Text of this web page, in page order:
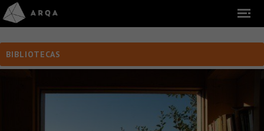
BIBLIOTECAS